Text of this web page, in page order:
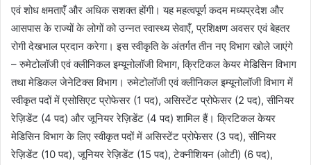
एवं शोध क्षमताएँ और अधिक सशक्त होंगी। यह महत्वपूर्ण कदम मध्यप्रदेश और
आसपास के राज्यों के लोगों को उन्नत स्वास्थ्य सेवाएँ, प्रशिक्षण अवसर एवं बेहतर
रोगी देखभाल प्रदान करेगा। इस स्वीकृति के अंतर्गत तीन नए विभाग खोले जाएंगे
– रुमेटोलॉजी एवं क्लीनिकल इम्यूनोलॉजी विभाग, क्रिटिकल केयर मेडिसिन विभाग
तथा मेडिकल जेनेटिक्स विभाग। रुमेटोलॉजी एवं क्लीनिकल इम्यूनोलॉजी विभाग में
स्वीकृत पदों में एसोसिएट प्रोफेसर (1 पद), असिस्टेंट प्रोफेसर (2 पद), सीनियर
रेज़िडेंट (4 पद) और जूनियर रेज़िडेंट (4 पद) शामिल हैं। क्रिटिकल केयर
मेडिसिन विभाग के लिए स्वीकृत पदों में असिस्टेंट प्रोफेसर (3 पद), सीनियर
रेज़िडेंट (10 पद), जूनियर रेज़िडेंट (15 पद), टेक्नीशियन (ओटी) (6 पद),